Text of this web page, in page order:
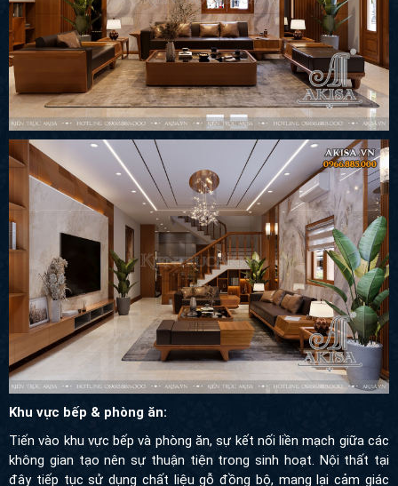
Khu vực bếp & phòng ăn:
Tiến vào khu vực bếp và phòng ăn, sự kết nối liền mạch giữa các
không gian tạo nên sự thuận tiện trong sinh hoạt. Nội thất tại
đây tiếp tục sử dụng chất liệu gỗ đồng bộ, mang lại cảm giác